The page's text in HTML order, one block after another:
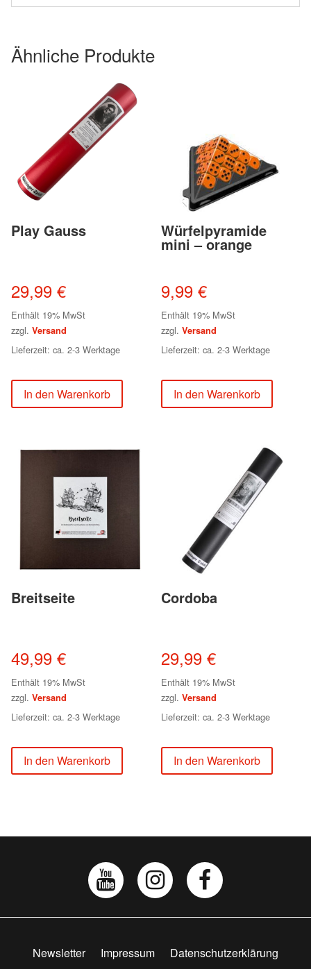
Ähnliche Produkte
Play Gauss
29,99 €
Enthält 19% MwSt
zzgl. Versand
Lieferzeit: ca. 2-3 Werktage
In den Warenkorb
Würfelpyramide
mini – orange
9,99€
Enthält 19% MwSt
zzgl.Versand
Lieferzeit: ca. 2-3 Werktage
In den Warenkorb
Breitseite
49,99 €
Enthält 19% MwSt
zzgl. Versand
Lieferzeit: ca. 2-3 Werktage
In den Warenkorb
Cordoba
29,99€
Enthält 19% MwSt
zzgl.Versand
Lieferzeit: ca. 2-3 Werktage
In den Warenkorb
Newsletter Impressum Datenschutzerklärung